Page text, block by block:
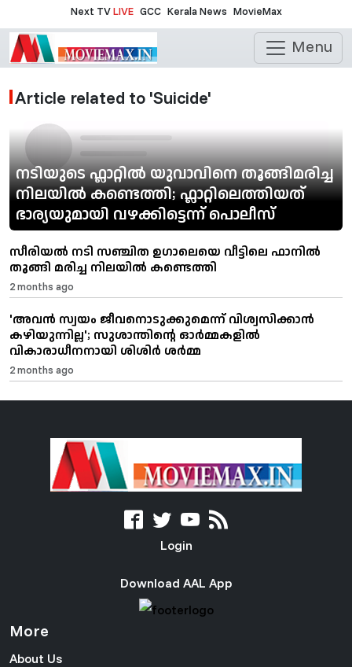
Next TVLIVE GCC Kerala News MovieMax
Menu
Article related to 'Suicide'
നടിയുടെ ഫ്ലാറ്റിൽ യുവാവിനെ തൂങ്ങിമരിച്ച
നിലയിൽ കണ്ടെത്തി; ഫ്ലാറ്റിലെത്തിയത്
ഭാര്യയുമായി വഴക്കിട്ടെന്ന് പൊലീസ്
സീരിയൽ നടി സഞ്ചിത ഉഗാലെയെ വീട്ടിലെ ഫാനിൽ
തൂങ്ങി മരിച്ച നിലയിൽ കണ്ടെത്തി
2 months ago
'അവൻ സ്വയം ജീവനൊടുക്കുമെന്ന് വിശ്വസിക്കാൻ
കഴിയുന്നില്ല'; സുശാന്തിന്റെ ഓർമ്മകളിൽ
വികാരാധീനനായി ശിശിർ ശർമ്മ
2 months ago
Login
Download AAL App
More
About Us